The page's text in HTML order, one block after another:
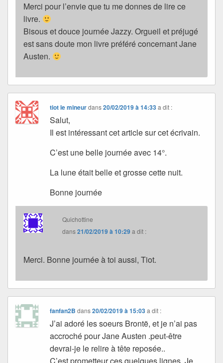
Merci pour l’envie que tu me donnes de lire ce
livre.
Bisous et douce journée Jazzy. Orgueil et préjugé
est sans doute mon livre préféré concernant Jane
Austen.
tiot le mineurdans20/02/2019 à 14:33 a dit :
Salut,
Il est intéressant cet article sur cet écrivain.
C’est une belle journée avec 14°.
La lune était belle et grosse cette nuit.
Bonne journée
Quichottine
dans21/02/2019 à 10:29a dit :
Merci. Bonne journée à toi aussi, Tiot.
fanfan2B dans20/02/2019 à 15:03 a dit :
J’ai adoré les soeurs Brontë, et je n’ai pas
accroché pour Jane Austen .peut-être
devrai-je le relire à tête reposée..